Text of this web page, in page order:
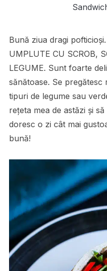
Bună ziua dragi
UMPLUTE CU SCROB,
LEGUME. Sunt foarte
sănătoase. Se
tipuri de legume sau
rețeta mea de astăzi și
doresc o zi cât mai
bună!